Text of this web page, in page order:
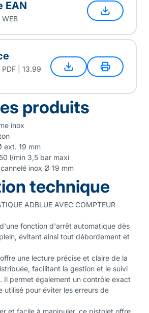
EAN
WEB
PDF | 13.99
produits
inox
ext. 19 mm
l/min 3,5 bar maxi
inox Ø 19 mm
technique
ADBLUE AVEC COMPTEUR
fonction d'arrêt automatique dès
évitant ainsi tout débordement et
une lecture précise et claire de la
facilitant la gestion et le suivi
Il permet également un contrôle exact
utilisé pour éviter les erreurs de
et facile à manipuler, ce pistolet offre